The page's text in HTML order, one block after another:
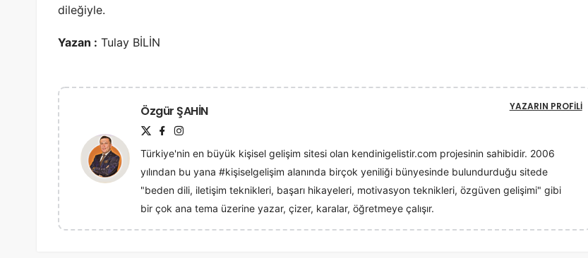
dileğiyle.
Yazan : Tulay BİLİN
Özgür ŞAHİN
Türkiye'nin en büyük kişisel gelişim sitesi olan kendinigelistir.com projesinin sahibidir. 2006
yılından bu yana #kişiselgelişim alanında birçok yeniliği bünyesinde bulundurduğu sitede
"beden dili, iletişim teknikleri, başarı hikayeleri, motivasyon teknikleri, özgüven gelişimi" gibi
bir çok ana tema üzerine yazar, çizer, karalar, öğretmeye çalışır.
YAZARIN PROFILI